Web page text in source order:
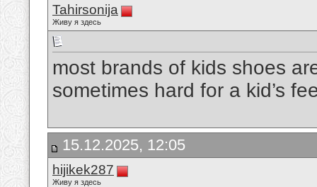
Tahirsonija
Живу я здесь
most brands of kids shoes
sometimes hard for a kid’s
15.12.2025, 12:05
hijikek287
Живу я здесь